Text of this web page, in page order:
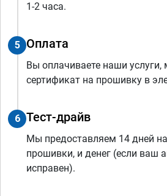
1-2 часа.
5 Оплата
Вы оплачиваете наши
сертификат на прошивку в
6 Тест-драйв
Мы предоставляем 14 дней
прошивки, и денег (если ваш
исправен).